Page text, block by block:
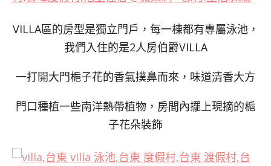
VILLA區的房型是獨立門戶，每一棟都有專屬泳池，
我們入住的是2人房伯爵VILLA
一打開大門梔子花的香氣撲鼻而來，味道清香大方
門口種植一些南洋熱帶植物，房間內擺上現摘的梔
子花朵裝飾